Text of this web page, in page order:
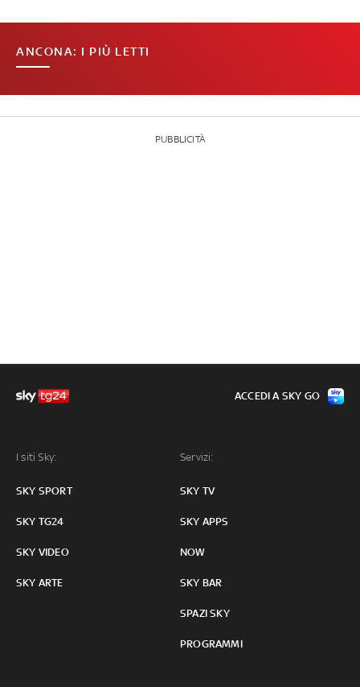
ANCONA: I PIÙ LETTI
PUBBLICITÀ
I siti Sky:
SKY SPORT
SKY TG24
SKY VIDEO
SKY ARTE
Servizi:
SKY TV
SKY APPS
NOW
SKY BAR
SPAZI SKY
PROGRAMMI
ACCEDI A SKY GO